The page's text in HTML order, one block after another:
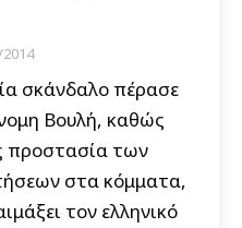
σκάνδαλο πέρασε
Βουλή, καθώς
προστασία των
στα κόμματα,
τον ελληνικό